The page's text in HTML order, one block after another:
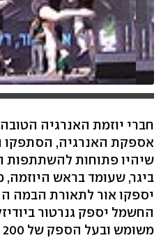
חברי יוזמת האנרגיה
אספקת האנרגיה, הסתפקו
שיהיו פתוחות להשתתפות
ביגר, שעומד בראש
יספקו אור לתאורת הבמה
החשמל יספק גנרטור
משומש ובעל הספק של 200 קו"ט.